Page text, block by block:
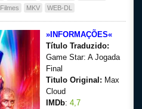
Filmes
Filmes MKV WEB-DL
»INFORMAÇÕES«
Título Traduzido:
Game Star: A Jogada
Final
Titulo Original: Max
Cloud
IMDb: 4,7